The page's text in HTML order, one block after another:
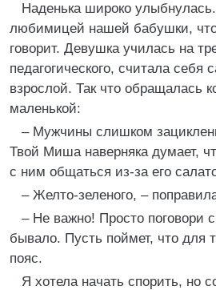
Наденька широко
любимицей нашей бабушки,
говорит. Девушка училась на
педагогического, считала себя
взрослой. Так что обращалась
маленькой:
– Мужчины слишком
Твой Миша наверняка думает,
с ним общаться из-за его
– Желто-зеленого, –
– Не важно! Просто поговори
бывало. Пусть поймет, что для
пояс.
Я хотела начать спорить, но